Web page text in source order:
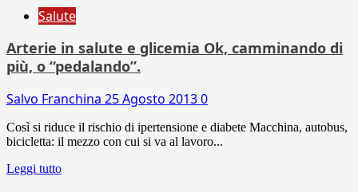
Salute
Arterie in salute e glicemia Ok, camminando di
più, o “pedalando”.
Salvo Franchina 25 Agosto 20130
Così si riduce il rischio di ipertensione e diabete Macchina, autobus,
bicicletta: il mezzo con cui si va al lavoro...
Leggi tutto